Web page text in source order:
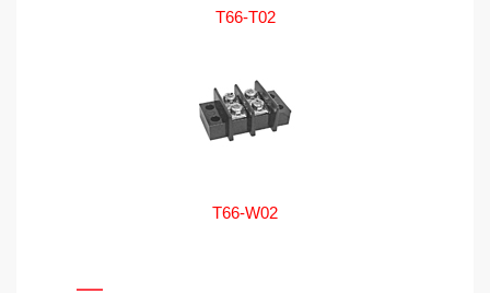
T66-T02
T66-W02